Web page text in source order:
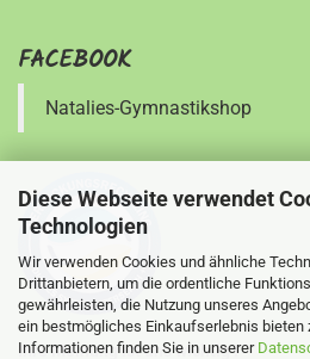
Diese Webseite verwendet
Technologien
Wir verwenden Cookies und ähnliche
Drittanbietern, um die ordentliche
gewährleisten, die Nutzung unseres
ein bestmögliches Einkaufserlebnis bieten
Informationen finden Sie in unserer
FACEBOOK
Natalies-Gymnastikshop
Ihre Meinung ist uns wichtig !